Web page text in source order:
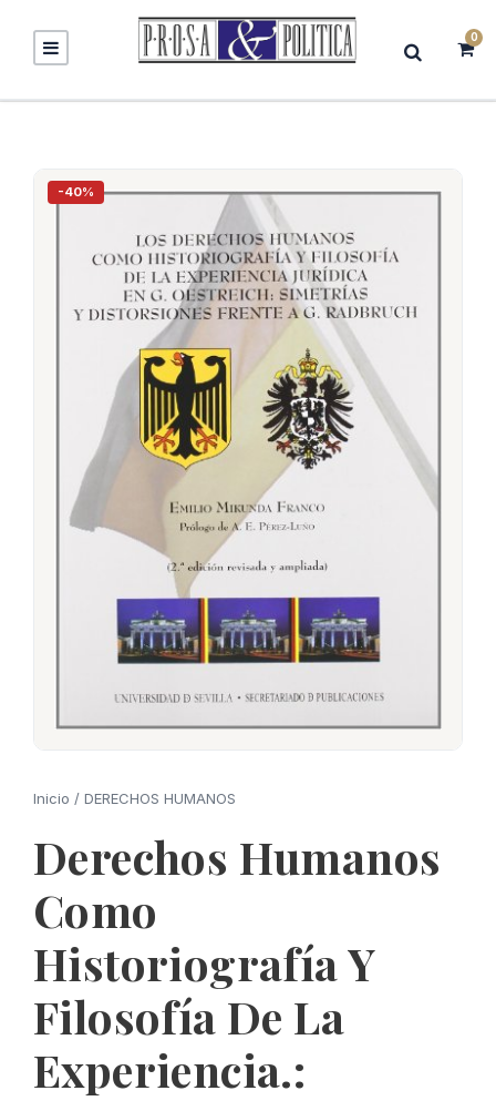
0
-40%
Inicio / DERECHOS HUMANOS
Derechos Humanos
Como
Historiografía Y
Filosofía De La
Experiencia.: